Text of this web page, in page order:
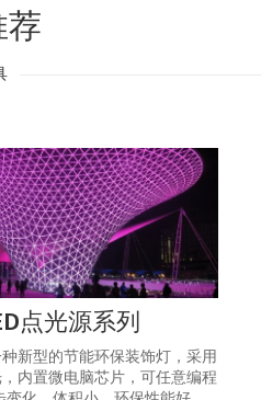
荐
点光源系列
新型的节能环保装饰灯，采用
内置微电脑芯片，可任意编程